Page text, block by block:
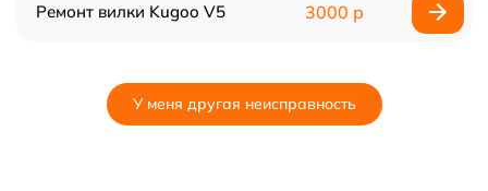
Ремонт вилки Kugoo V5 3000 р
У меня другая неисправность